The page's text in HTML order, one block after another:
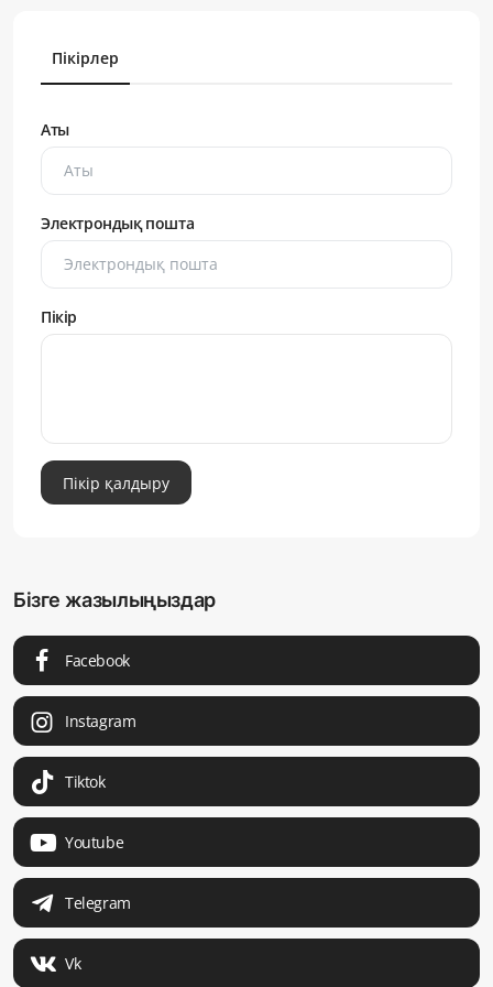
Пікірлер
Аты
Электрондық пошта
Пікір
Пікір қалдыру
Бізге жазылыңыздар
Facebook
Instagram
Tiktok
Youtube
Telegram
Vk